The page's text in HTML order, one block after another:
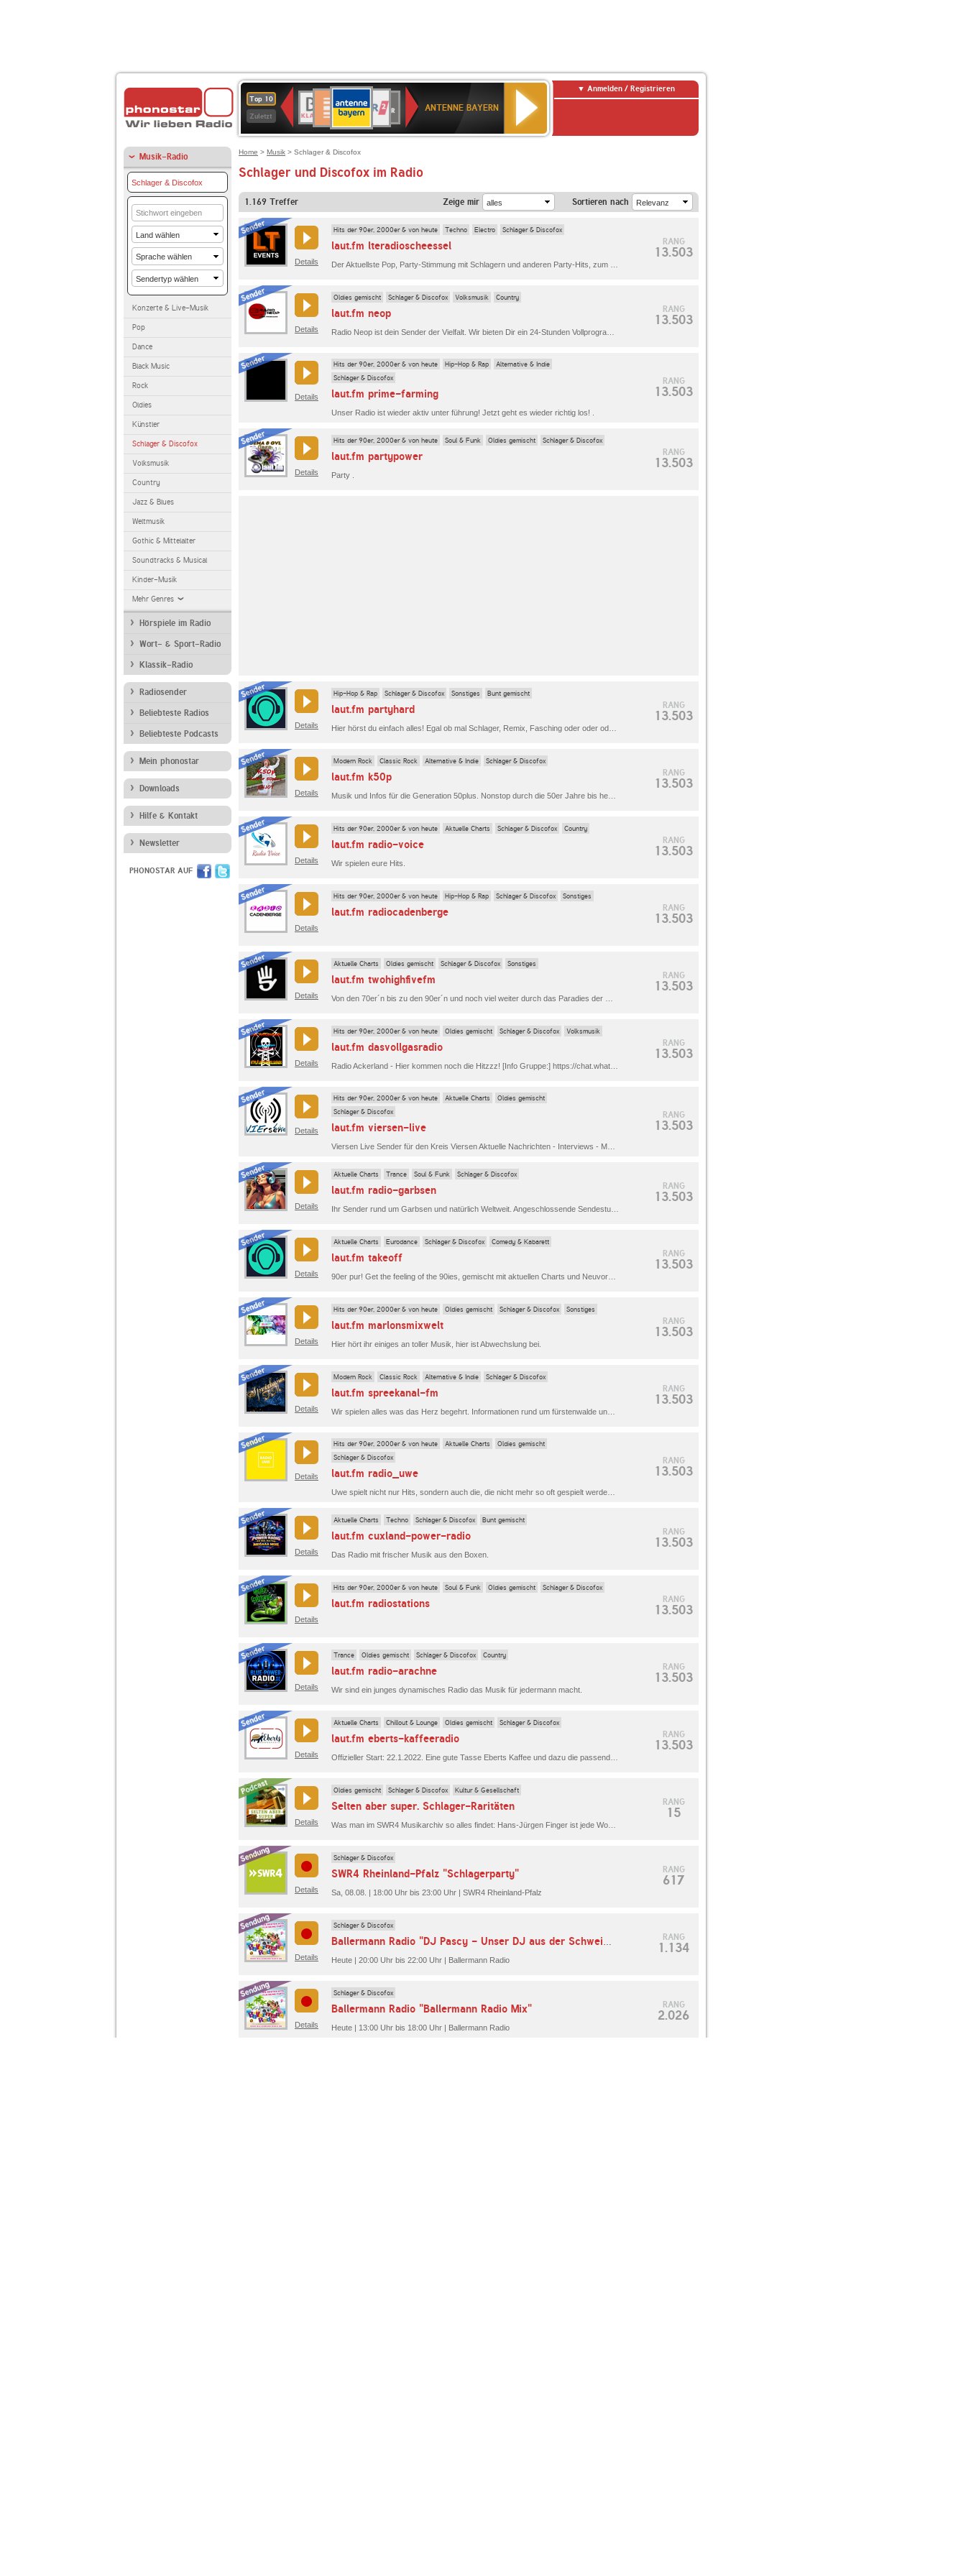
Top 10
Zuletzt
Deutschlandfunk
80er
90er
OLDIE
ANTENNE
SWR3
WDR
4
BR-
KLASSIK
Deutschlandfunk
KulturBAYERN
2
SWR
Kultur
NDR
2
ANTENNE BAYERN
Anmelden / Registrieren
Musik-Radio
Schlager & Discofox
Konzerte & Live-Musik
Pop
Dance
Black Music
Rock
Oldies
Künstler
Schlager & Discofox
Volksmusik
Country
Jazz & Blues
Weltmusik
Gothic & Mittelalter
Soundtracks & Musical
Kinder-Musik
Mehr Genres
Hörspiele im Radio
Wort- & Sport-Radio
Klassik-Radio
Radiosender
Beliebteste Radios
Beliebteste Podcasts
Mein phonostar
Downloads
Hilfe & Kontakt
Newsletter
PHONOSTAR AUF
Home > Musik > Schlager & Discofox
Schlager und Discofox im Radio
1.169 Treffer Zeige mir Sortieren nach
Details
Hits der 90er, 2000er & von heute Techno Electro Schlager & Discofox
laut.fm lteradioscheessel RANG
13.503
Details
Oldies gemischt Schlager & Discofox Volksmusik Country
laut.fm neop RANG
13.503
Details
Hits der 90er, 2000er & von heute Hip-Hop & Rap
Alternative & Indie
Schlager & Discofox
laut.fm prime-farming
Unser Radio ist wieder aktiv unter führung! Jetzt geht es wieder richtig los! .
RANG
13.503
Details
Hits der 90er, 2000er & von heute Soul & Funk Oldies gemischt Schlager & Discofox
laut.fm partypower
Party .
RANG
13.503
Details
Hip-Hop & Rap Schlager & Discofox Sonstiges Bunt gemischt
laut.fm partyhard RANG
13.503
Details
Modern Rock Classic Rock Alternative & Indie Schlager & Discofox
laut.fm k50p RANG
13.503
Details
Hits der 90er, 2000er & von heute Aktuelle Charts Schlager & Discofox Country
laut.fm radio-voice
Wir spielen eure Hits.
RANG
13.503
Details
Hits der 90er, 2000er & von heute Hip-Hop & Rap Schlager & Discofox Sonstiges
laut.fm radiocadenberge RANG
13.503
Details
Aktuelle Charts Oldies gemischt Schlager & Discofox Sonstiges
laut.fm twohighfivefm RANG
13.503
Details
Hits der 90er, 2000er & von heute Oldies gemischt Schlager & Discofox Volksmusik
laut.fm dasvollgasradio RANG
13.503
Details
Hits der 90er, 2000er & von heute Aktuelle Charts
Oldies gemischt
Schlager & Discofox
laut.fm viersen-live
RANG
13.503
Details
Aktuelle Charts Trance Soul & Funk Schlager & Discofox
laut.fm radio-garbsen RANG
13.503
Details
Aktuelle Charts Eurodance Schlager & Discofox Comedy & Kabarett
laut.fm takeoff RANG
13.503
Details
Hits der 90er, 2000er & von heute Oldies gemischt Schlager & Discofox Sonstiges
laut.fm marlonsmixwelt
Hier hört ihr einiges an toller Musik, hier ist Abwechslung bei.
RANG
13.503
Details
Modern Rock Classic Rock Alternative & Indie Schlager & Discofox
laut.fm spreekanal-fm RANG
13.503
Details
Hits der 90er, 2000er & von heute Aktuelle Charts
Oldies gemischt
Schlager & Discofox
laut.fm radio_uwe
RANG
13.503
Details
Aktuelle Charts Techno Schlager & Discofox Bunt gemischt
laut.fm cuxland-power-radio
Das Radio mit frischer Musik aus den Boxen.
RANG
13.503
Details
Hits der 90er, 2000er & von heute Soul & Funk Oldies gemischt Schlager & Discofox
laut.fm radiostations RANG
13.503
Details
Trance Oldies gemischt Schlager & Discofox Country
laut.fm radio-arachne
Wir sind ein junges dynamisches Radio das Musik für jedermann macht.
RANG
13.503
Details
Aktuelle Charts Chillout & Lounge Oldies gemischt Schlager & Discofox
laut.fm eberts-kaffeeradio RANG
13.503
Details
Oldies gemischt Schlager & Discofox Kultur & Gesellschaft
Selten aber super. Schlager-Raritäten RANG
15
Details
Schlager & Discofox
SWR4 Rheinland-Pfalz "Schlagerparty"
Sa, 08.08. | 18:00 Uhr bis 23:00 Uhr | SWR4 Rheinland-Pfalz
RANG
617
Details
Schlager & Discofox
Ballermann Radio "DJ Pascy - Unser DJ aus der Schweiz"
Heute | 20:00 Uhr bis 22:00 Uhr | Ballermann Radio
RANG
1.134
Details
Schlager & Discofox
Ballermann Radio "Ballermann Radio Mix"
Heute | 13:00 Uhr bis 18:00 Uhr | Ballermann Radio
RANG
2.026